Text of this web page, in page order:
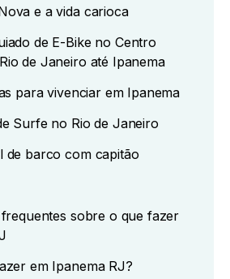
e a vida carioca
de E-Bike no Centro
de Janeiro até Ipanema
para vivenciar em Ipanema
Surfe no Rio de Janeiro
de barco com capitão
sobre o que fazer
em Ipanema RJ?